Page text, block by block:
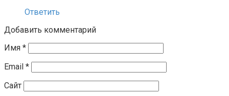
Ответить
Добавить комментарий
Имя *
Email *
Сайт